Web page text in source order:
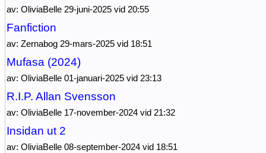
av: OliviaBelle 29-juni-2025 vid 20:55
Fanfiction
av: Zernabog 29-mars-2025 vid 18:51
Mufasa (2024)
av: OliviaBelle 01-januari-2025 vid 23:13
R.I.P. Allan Svensson
av: OliviaBelle 17-november-2024 vid 21:32
Insidan ut 2
av: OliviaBelle 08-september-2024 vid 18:51